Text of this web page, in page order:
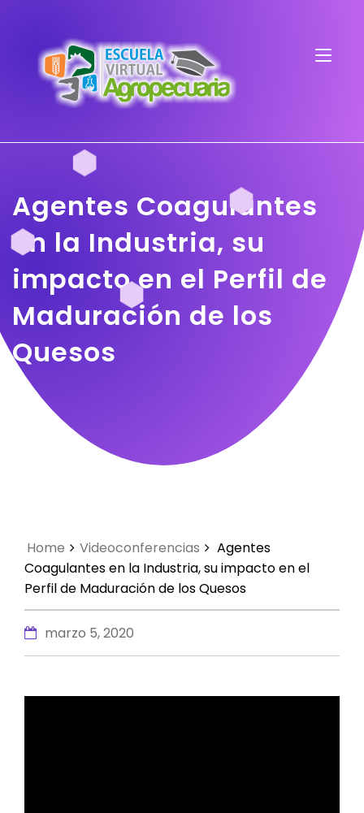
Agentes Coagulantes
en la Industria, su
impacto en el Perfil de
Maduración de los
Quesos
Home Videoconferencias
Agentes
Coagulantes en la Industria, su impacto en el
Perfil de Maduración de los Quesos
marzo 5, 2020